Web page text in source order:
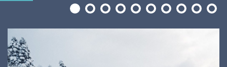
1 2 3 4 5 6 7 8 9 10